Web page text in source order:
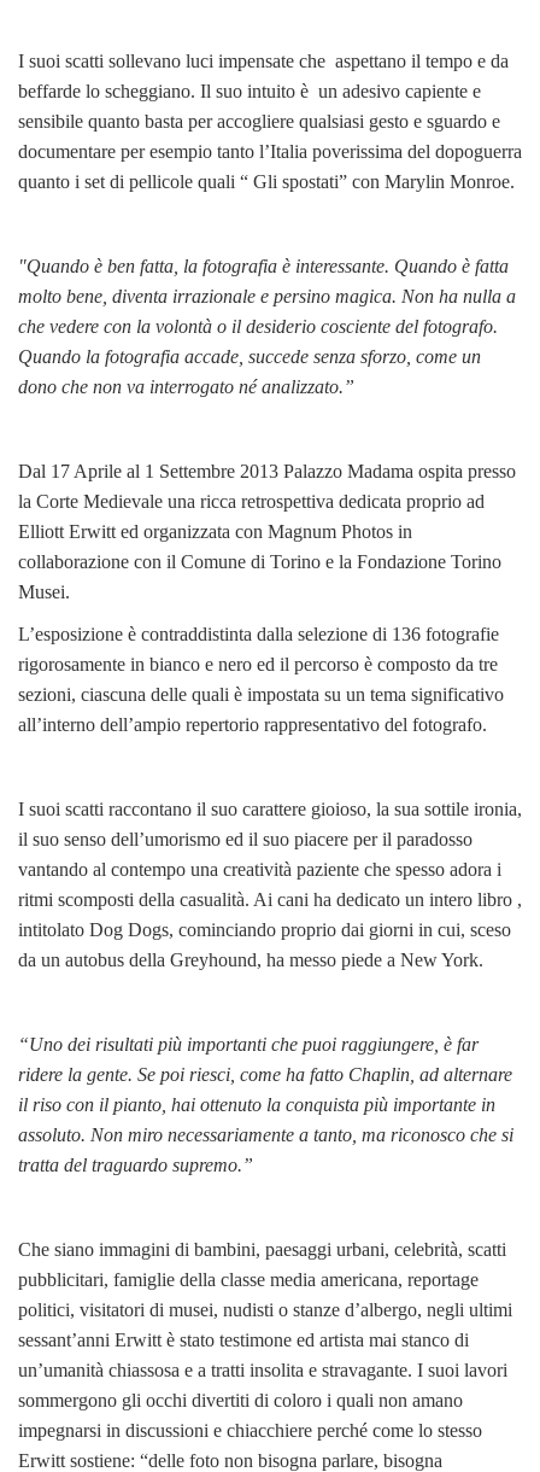
I suoi scatti sollevano luci impensate che aspettano il tempo e da
beffarde lo scheggiano. Il suo intuito è un adesivo capiente e
sensibile quanto basta per accogliere qualsiasi gesto e sguardo e
documentare per esempio tanto l’Italia poverissima del dopoguerra
quanto i set di pellicole quali “ Gli spostati” con Marylin Monroe.
"Quando è ben fatta, la fotografia è interessante. Quando è fatta
molto bene, diventa irrazionale e persino magica. Non ha nulla a
che vedere con la volontà o il desiderio cosciente del fotografo.
Quando la fotografia accade, succede senza sforzo, come un
dono che non va interrogato né analizzato.”
Dal 17 Aprile al 1 Settembre 2013 Palazzo Madama ospita presso
la Corte Medievale una ricca retrospettiva dedicata proprio ad
Elliott Erwitt ed organizzata con Magnum Photos in
collaborazione con il Comune di Torino e la Fondazione Torino
Musei.
L’esposizione è contraddistinta dalla selezione di 136 fotografie
rigorosamente in bianco e nero ed il percorso è composto da tre
sezioni, ciascuna delle quali è impostata su un tema significativo
all’interno dell’ampio repertorio rappresentativo del fotografo.
I suoi scatti raccontano il suo carattere gioioso, la sua sottile ironia,
il suo senso dell’umorismo ed il suo piacere per il paradosso
vantando al contempo una creatività paziente che spesso adora i
ritmi scomposti della casualità. Ai cani ha dedicato un intero libro ,
intitolato Dog Dogs, cominciando proprio dai giorni in cui, sceso
da un autobus della Greyhound, ha messo piede a New York.
“Uno dei risultati più importanti che puoi raggiungere, è far
ridere la gente. Se poi riesci, come ha fatto Chaplin, ad alternare
il riso con il pianto, hai ottenuto la conquista più importante in
assoluto. Non miro necessariamente a tanto, ma riconosco che si
tratta del traguardo supremo.”
Che siano immagini di bambini, paesaggi urbani, celebrità, scatti
pubblicitari, famiglie della classe media americana, reportage
politici, visitatori di musei, nudisti o stanze d’albergo, negli ultimi
sessant’anni Erwitt è stato testimone ed artista mai stanco di
un’umanità chiassosa e a tratti insolita e stravagante. I suoi lavori
sommergono gli occhi divertiti di coloro i quali non amano
impegnarsi in discussioni e chiacchiere perché come lo stesso
Erwitt sostiene: “delle foto non bisogna parlare, bisogna